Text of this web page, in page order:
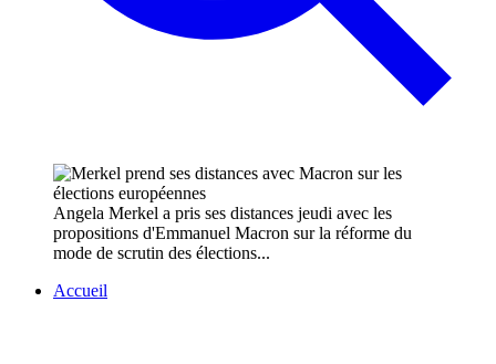
Angela Merkel a pris ses distances jeudi avec les
propositions d'Emmanuel Macron sur la réforme du
mode de scrutin des élections...
Accueil